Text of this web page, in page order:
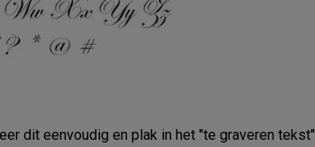
dit eenvoudig en plak in het "te graveren tekst"